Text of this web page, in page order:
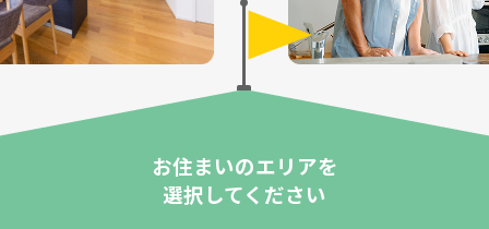
お住まいのエリアを
選択してください